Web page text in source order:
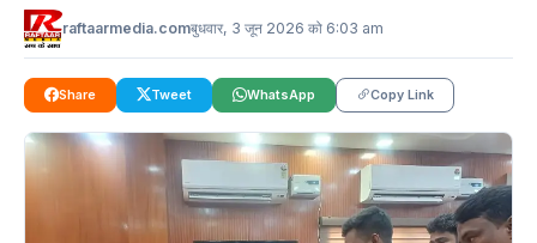
raftaarmedia.comबुधवार, 3 जून 2026 को 6:03 am
Share Tweet WhatsApp Copy Link